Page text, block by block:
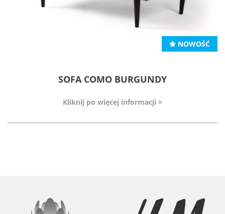
NOWOŚĆ
SOFA COMO BURGUNDY
Kliknij po więcej informacji